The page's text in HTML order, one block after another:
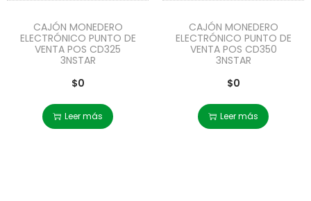
CAJÓN MONEDERO
ELECTRÓNICO PUNTO DE
VENTA POS CD325
3NSTAR
$0
Leer más
CAJÓN MONEDERO
ELECTRÓNICO PUNTO DE
VENTA POS CD350
3NSTAR
$0
Leer más